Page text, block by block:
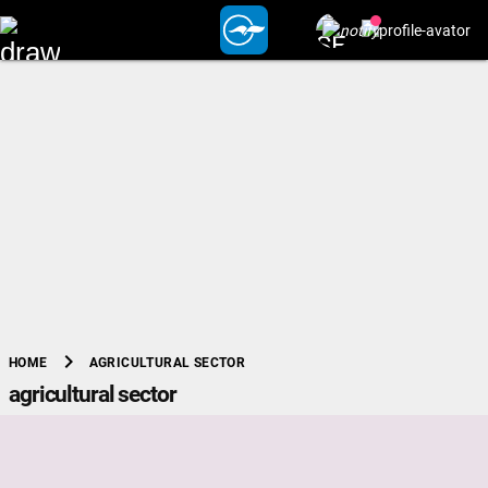
HOME chevron_right AGRICULTURAL SECTOR
agricultural sector